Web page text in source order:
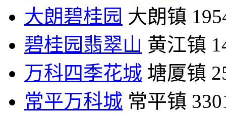
大朗碧桂园 大朗镇
碧桂园翡翠山 黄江镇
万科四季花城 塘厦镇
常平万科城 常平镇